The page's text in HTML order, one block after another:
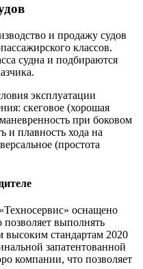
и продажу судов
классов.
судна и подбираются
эксплуатации
скеговое (хорошая
при боковом
и плавность хода на
(простота
оснащено
выполнять
стандартам 2020
запатентованной
компании, что позволяет